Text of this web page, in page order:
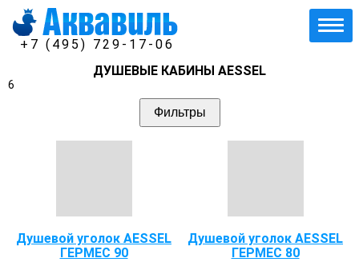
+7 (495) 729-17-06
ДУШЕВЫЕ КАБИНЫ AESSEL
6
Фильтры
Душевой уголок AESSEL
ГЕРМЕС 90
Душевой уголок AESSEL
ГЕРМЕС 80